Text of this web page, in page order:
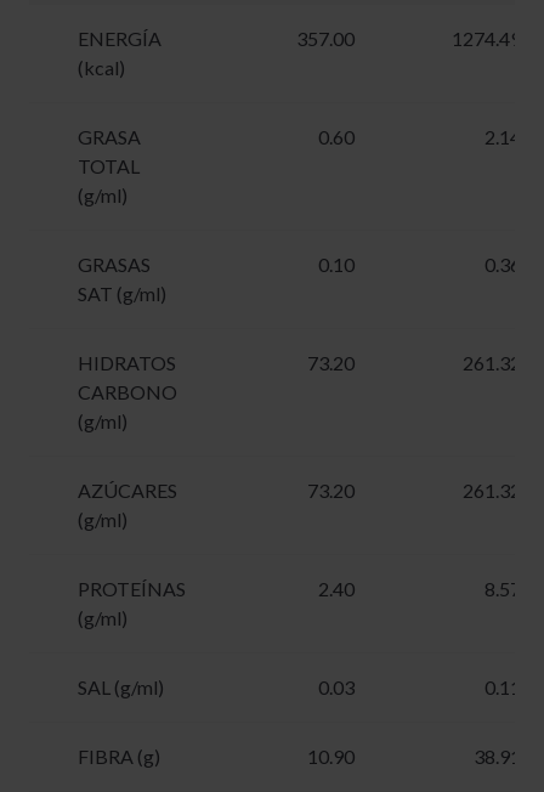
ENERGÍA
(kcal)
357.00 1274.49
GRASA
TOTAL
(g/ml)
0.60 2.14
GRASAS
SAT (g/ml)
0.10 0.36
HIDRATOS
CARBONO
(g/ml)
73.20 261.32
AZÚCARES
(g/ml)
73.20 261.32
PROTEÍNAS
(g/ml)
2.40 8.57
SAL (g/ml) 0.03 0.11
FIBRA (g) 10.90 38.91